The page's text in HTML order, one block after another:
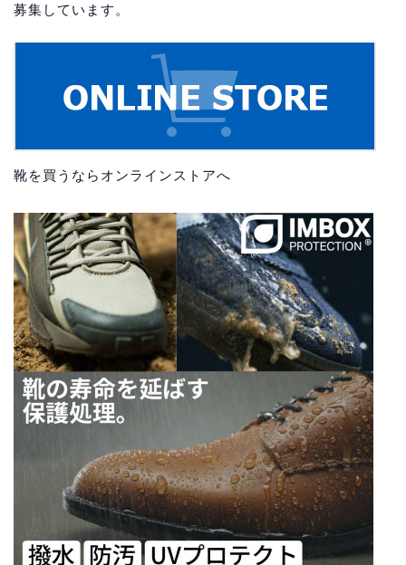
募集しています。
靴を買うならオンラインストアへ